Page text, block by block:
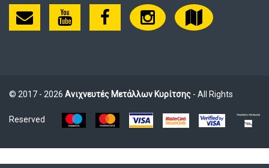
© 2017 - 2026 Ανιχνευτές Μετάλλων Κυρίτσης - All Rights
Reserved